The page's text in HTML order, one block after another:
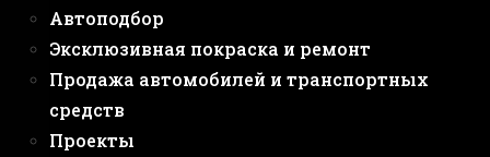
Автоподбор
Эксклюзивная покраска и ремонт
Продажа автомобилей и транспортных
средств
Проекты